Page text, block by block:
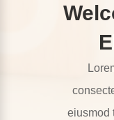
eiusmod